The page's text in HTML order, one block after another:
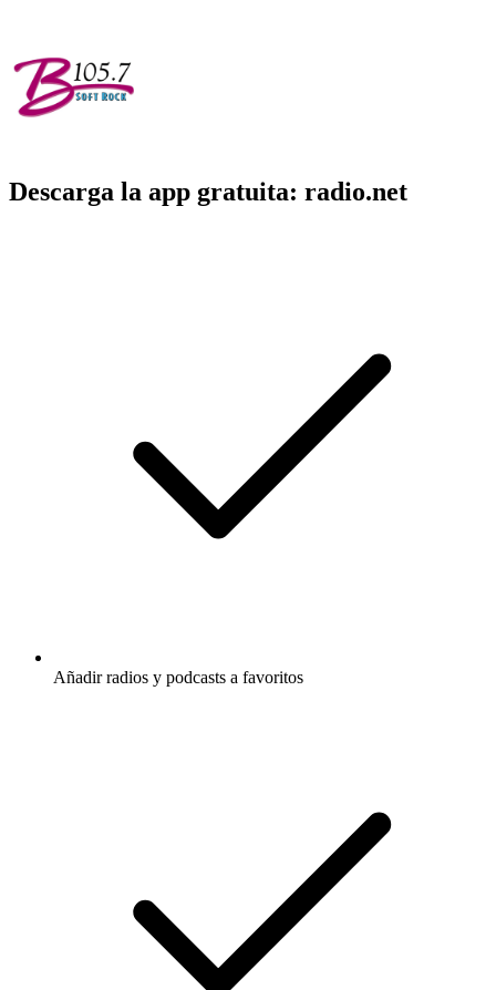
Descarga la app gratuita: radio.net
Añadir radios y podcasts a favoritos